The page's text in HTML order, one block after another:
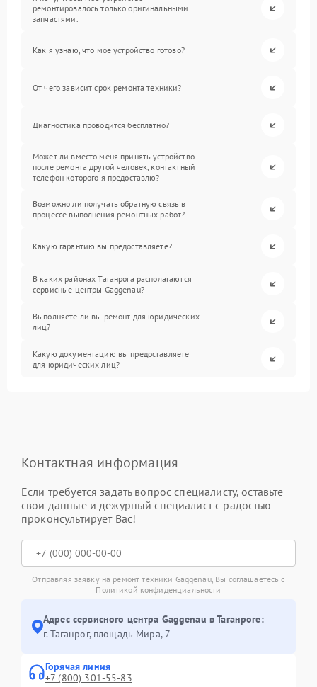
ремонтировалось только оригинальными
запчастями.
Как я узнаю, что мое устройство готово?
От чего зависит срок ремонта техники?
Диагностика проводится бесплатно?
Может ли вместо меня принять устройство
после ремонта другой человек, контактный
телефон которого я предоставлю?
Возможно ли получать обратную связь в
процессе выполнения ремонтных работ?
Какую гарантию вы предоставляете?
В каких районах Таганрога располагаются
сервисные центры Gaggenau?
Выполняете ли вы ремонт для юридических
лиц?
Какую документацию вы предоставляете
для юридических лиц?
Контактная информация
Если требуется задать вопрос специалисту, оставьте
свои данные и дежурный специалист с радостью
проконсультирует Вас!
Отправляя заявку на ремонт техники Gaggenau, Вы соглашаетесь с
Политикой конфиденциальности
Адрес сервисного центра Gaggenau в Таганроге:
г. Таганрог, площадь Мира, 7
Горячая линия
+7 (800) 301-55-83